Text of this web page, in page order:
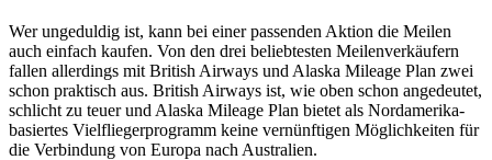
Wer ungeduldig ist, kann bei einer passenden Aktion die Meilen
auch einfach kaufen. Von den drei beliebtesten Meilenverkäufern
fallen allerdings mit British Airways und Alaska Mileage Plan zwei
schon praktisch aus. British Airways ist, wie oben schon angedeutet,
schlicht zu teuer und Alaska Mileage Plan bietet als Nordamerika-
basiertes Vielfliegerprogramm keine vernünftigen Möglichkeiten für
die Verbindung von Europa nach Australien.